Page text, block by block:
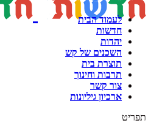
לעמוד הבית
חדשות
יהדות
השכנים של קש
תוצרת בית
תרבות וחינוך
צור קשר
ארכיון גיליונות
תפריט